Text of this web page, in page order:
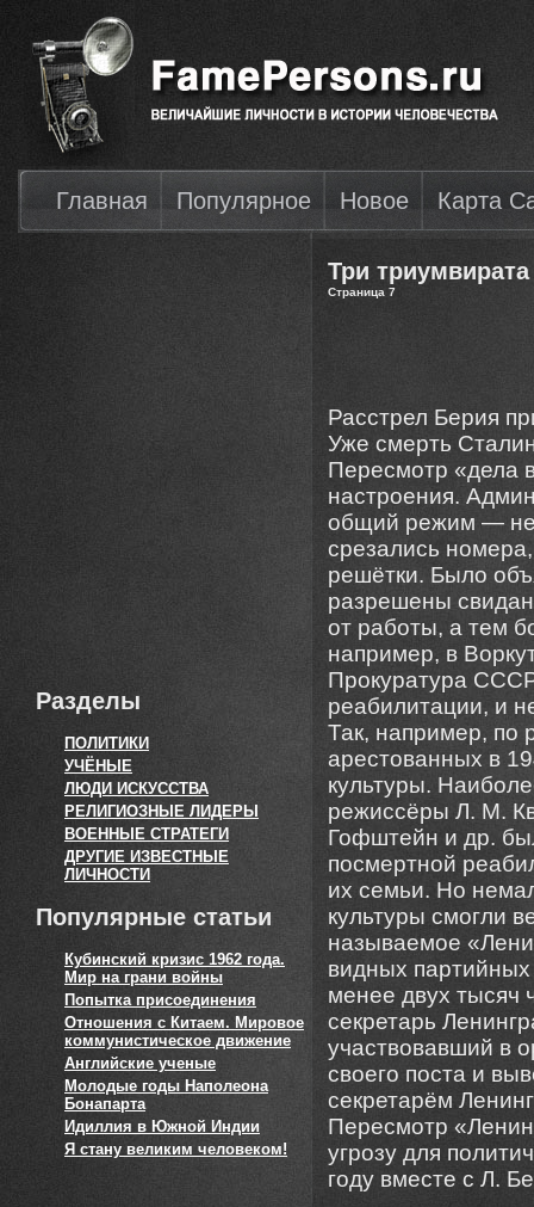
Главная Популярное Новое Карта
Разделы
ПОЛИТИКИ
УЧЁНЫЕ
ЛЮДИ ИСКУССТВА
РЕЛИГИОЗНЫЕ ЛИДЕРЫ
ВОЕННЫЕ СТРАТЕГИ
ДРУГИЕ ИЗВЕСТНЫЕ
ЛИЧНОСТИ
Популярные статьи
Кубинский кризис 1962 года.
Мир на грани войны
Попытка присоединения
Отношения с Китаем. Мировое
коммунистическое движение
Английские ученые
Молодые годы Наполеона
Бонапарта
Идиллия в Южной Индии
Я стану великим человеком!
Три триумвирата
Страница 7
Расстрел Берия
Уже смерть
Пересмотр «дела
настроения.
общий режим —
срезались
решётки. Было
разрешены
от работы, а тем
например, в
Прокуратура
реабилитации, и
Так, например,
арестованных в
культуры.
режиссёры Л. М.
Гофштейн и др.
посмертной
их семьи. Но
культуры смогли
называемое
видных
менее двух тысяч
секретарь
участвовавший в
своего поста и
секретарём
Пересмотр
угрозу для
году вместе с Л.